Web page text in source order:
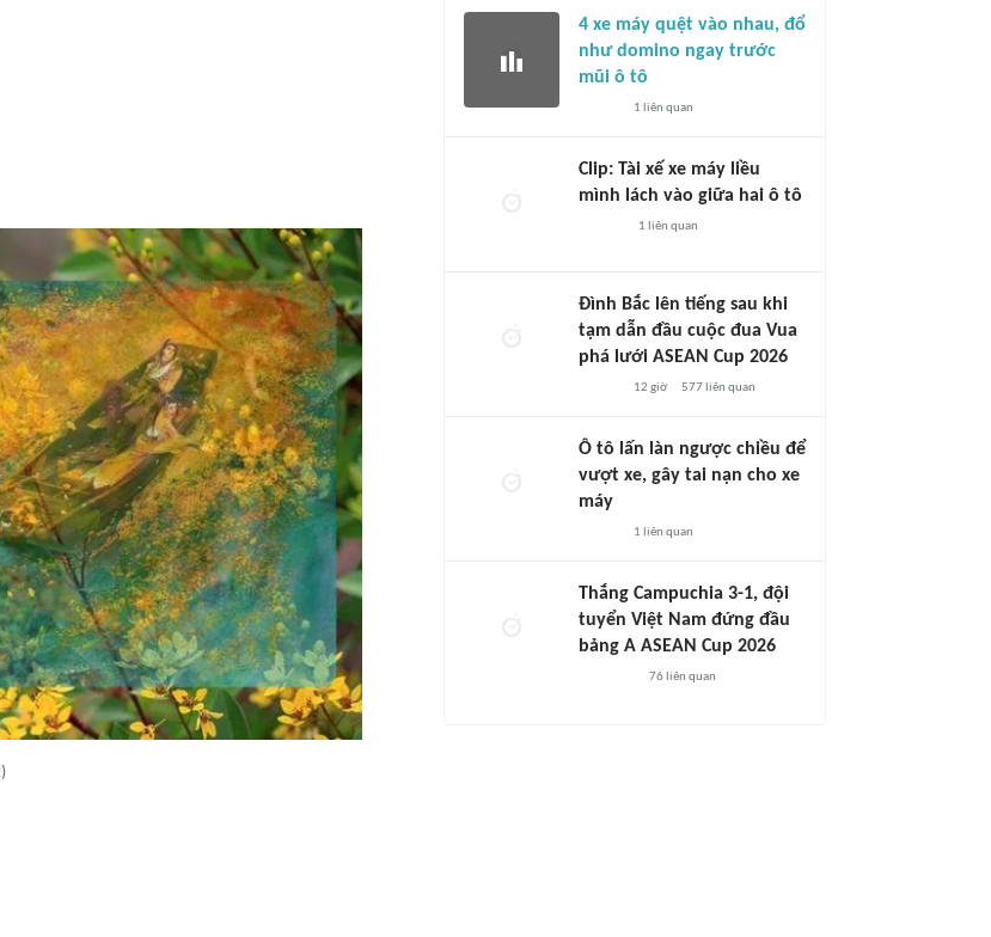
4 xe máy quệt vào nhau, đổ
như domino ngay trước
mũi ô tô
1 liên quan
Clip: Tài xế xe máy liều
mình lách vào giữa hai ô tô
1 liên quan
Đình Bắc lên tiếng sau khi
tạm dẫn đầu cuộc đua Vua
phá lưới ASEAN Cup 2026
12 giờ 577liên quan
Ô tô lấn làn ngược chiều để
vượt xe, gây tai nạn cho xe
máy
1 liên quan
Thắng Campuchia 3-1, đội
tuyển Việt Nam đứng đầu
bảng A ASEAN Cup 2026
76 liên quan